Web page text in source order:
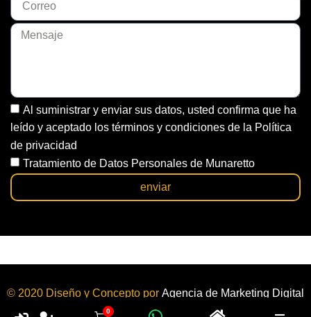
0
Al suministrar y enviar sus datos, usted confirma que ha
leído y aceptado los términos y condiciones de la Política
de privacidad
Tratamiento de Datos Personales de Munaretto
enviar
© 2020 Diseño y Concepto por Agencia de Marketing Digital
y
Diseño de Páginas Web Bogotá | Colombia.